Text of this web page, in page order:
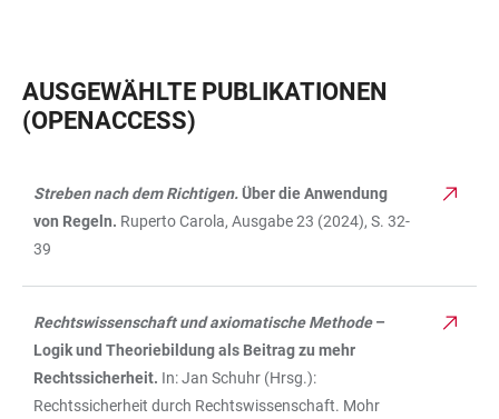
AUSGEWÄHLTE PUBLIKATIONEN
(OPENACCESS)
TABLE
Streben nach dem Richtigen.Über die Anwendung
von Regeln. Ruperto Carola, Ausgabe 23 (2024), S. 32-
39
Rechtswissenschaft und axiomatische Methode–
Logik und Theoriebildung als Beitrag zu mehr
Rechtssicherheit. In: Jan Schuhr (Hrsg.):
Rechtssicherheit durch Rechtswissenschaft. Mohr